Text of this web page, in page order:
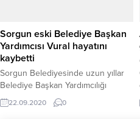
Sorgun eski Belediye Başkan
Yardımcısı Vural hayatını
kaybetti
Sorgun Belediyesinde uzun yıllar
Belediye Başkan Yardımcılığı
görevinde bulunan ve emekli olan
Hikmet Vural, Kovid-19 hastalığı
22.09.2020 0